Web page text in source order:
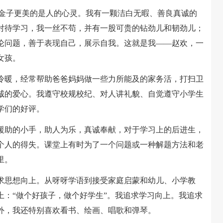
美的是人的心灵。我有一颗洁白无暇、善良真诚的
学习，我一丝不苟，并有一股可贵的钻劲儿和韧劲儿；
问题，善于表现自己，展示自我。这就是我——赵欢，一
。
经常帮助爸爸妈妈做一些力所能及的家务活，打扫卫
爱心。我遵守校规校纪、对人讲礼貌、自觉遵守小学生
的好评。
小手，助人为乐，真诚奉献，对于学习上的后进生，
的得失。课堂上有时为了一个问题或一种解题方法和老
向上。从呀呀学语到接受家庭启蒙和幼儿、小学教
“做个好孩子，做个好学生”。我追求学习向上。我追求
我还特别喜欢看书、绘画、唱歌和弹琴。